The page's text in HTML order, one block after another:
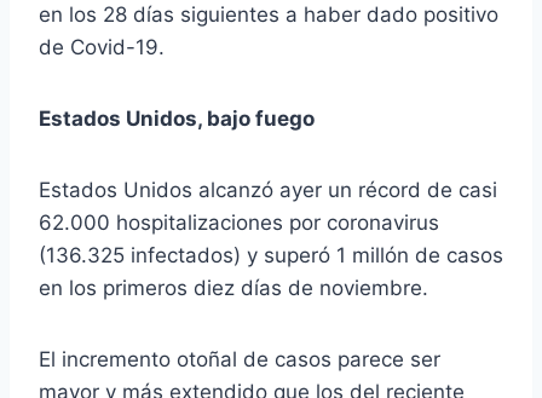
en los 28 días siguientes a haber dado positivo
de Covid-19.
Estados Unidos, bajo fuego
Estados Unidos alcanzó ayer un récord de casi
62.000 hospitalizaciones por coronavirus
(136.325 infectados) y superó 1 millón de casos
en los primeros diez días de noviembre.
El incremento otoñal de casos parece ser
mayor y más extendido que los del reciente